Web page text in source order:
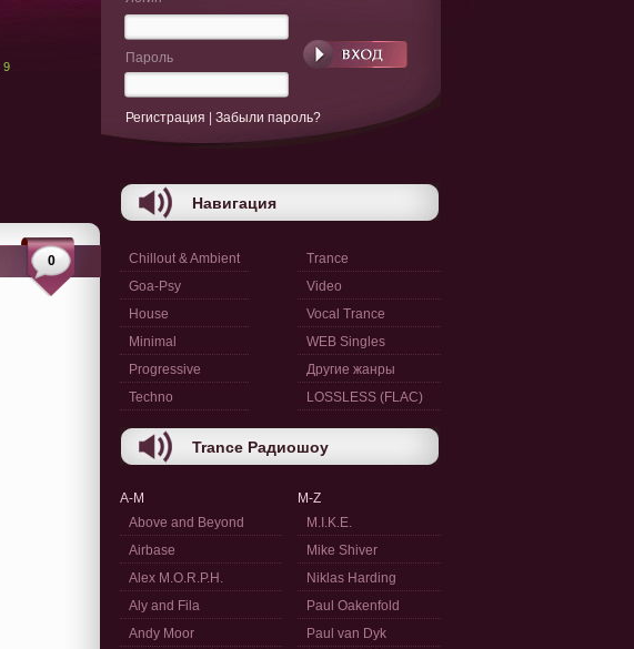
9
0
Пароль
Регистрация Забыли пароль?
Навигация
Chillout & Ambient
Goa-Psy
House
Minimal
Progressive
Techno
Trance
Video
Vocal Trance
WEB Singles
Другие жанры
LOSSLESS (FLAC)
Trance Радиошоу
A-M
Above and Beyond
Airbase
Alex M.O.R.P.H.
Aly and Fila
Andy Moor
M-Z
M.I.K.E.
Mike Shiver
Niklas Harding
Paul Oakenfold
Paul van Dyk